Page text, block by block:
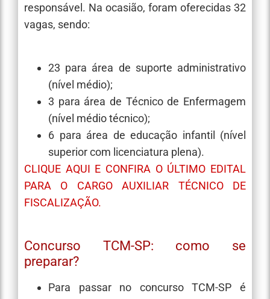
responsável. Na ocasião, foram oferecidas 32
vagas, sendo:
23 para área de suporte administrativo
(nível médio);
3 para área de Técnico de Enfermagem
(nível médio técnico);
6 para área de educação infantil (nível
superior com licenciatura plena).
CLIQUE AQUI E CONFIRA O ÚLTIMO EDITAL
PARA O CARGO AUXILIAR TÉCNICO DE
FISCALIZAÇÃO.
Concurso TCM-SP: como se
preparar?
Para passar no concurso TCM-SP é